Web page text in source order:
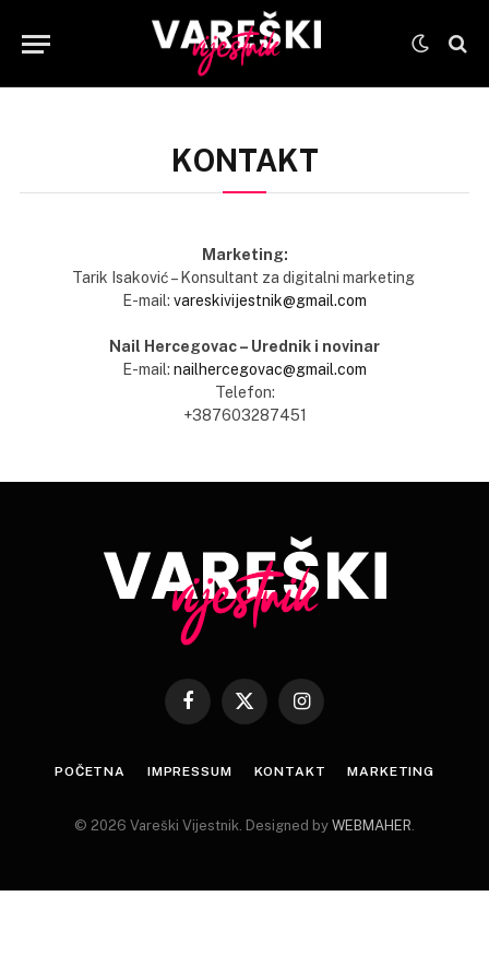
KONTAKT
Marketing:
Tarik Isaković – Konsultant za digitalni marketing
E-mail: vareskivijestnik@gmail.com
Nail Hercegovac – Urednik i novinar
E-mail: nailhercegovac@gmail.com
Telefon:
+387603287451
Facebook
X
Instagram
POČETNA IMPRESSUM KONTAKT MARKETING
© 2026 Vareški Vijestnik. Designed by WEBMAHER.